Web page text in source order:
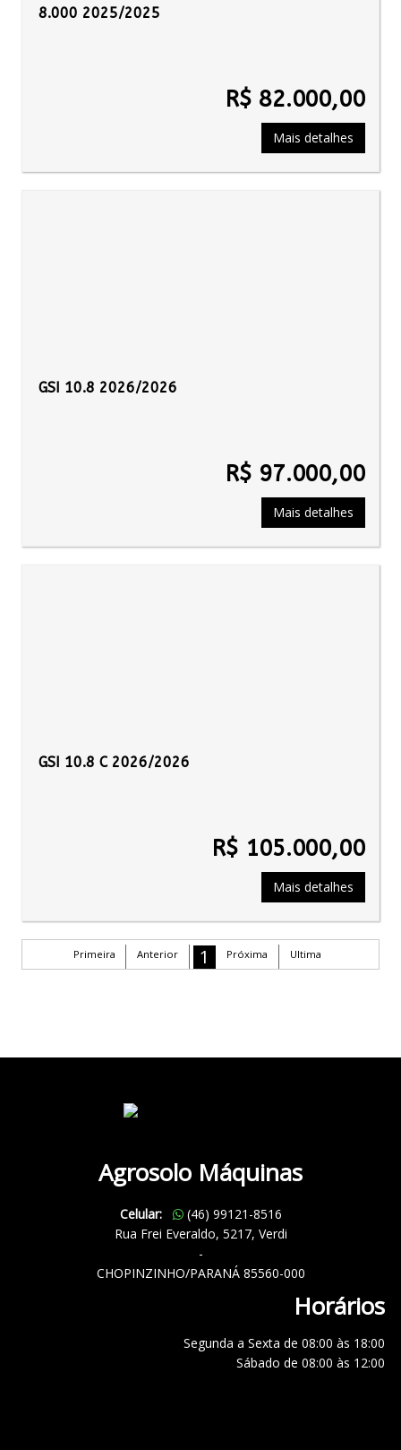
8.000 2025/2025
R$ 82.000,00
Mais detalhes
GSI 10.8 2026/2026
R$ 97.000,00
Mais detalhes
GSI 10.8 C 2026/2026
R$ 105.000,00
Mais detalhes
Primeira Anterior 1 Próxima Ultima
Agrosolo Máquinas
Celular:
(46) 99121-8516
Rua Frei Everaldo, 5217, Verdi
-
CHOPINZINHO/PARANÁ 85560-000
Horários
Segunda a Sexta de 08:00 às 18:00
Sábado de 08:00 às 12:00